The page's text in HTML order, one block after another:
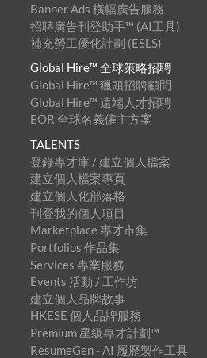
Banner Ads 橫幅廣告服務
招聘廣告刊登助手™ (AI工具)
補充勞工優化計劃 (ESLS)
Global Hire™ 全球策略招聘
Global Hire™ 獵頭招聘顧問
Global Hire™ 遠端人才招聘
EOR 全球名義僱主方案
TALENTS
登錄專才庫 / 建立個人檔案
建立個人檔案專頁
建立個人化部落格
刊登我的個人項目
Marketplace 專才市集
Portfolios 作品集
Services 專業服務
Events 活動 / 工作坊
建立個人品牌故事
HKESE 個人品牌服務
Premium 星級專才計劃™
ResumeGen - AI 履歷製作工具